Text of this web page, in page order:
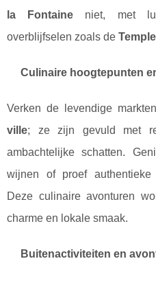
la Fontaine niet, met
overblijfselen zoals de
Culinaire hoogtepunten
Verken de levendige
ville; ze zijn gevuld met
ambachtelijke schatten.
wijnen of proef authentieke
Deze culinaire avonturen
charme en lokale smaak.
Buitenactiviteiten en